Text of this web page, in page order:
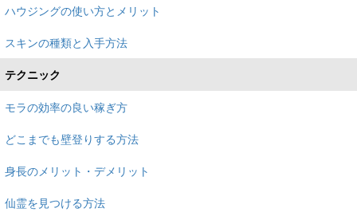
ハウジングの使い方とメリット
スキンの種類と入手方法
テクニック
モラの効率の良い稼ぎ方
どこまでも壁登りする方法
身長のメリット・デメリット
仙霊を見つける方法